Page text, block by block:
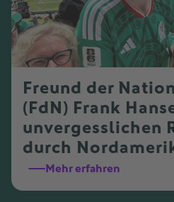
Freund der
(FdN) Frank
unvergesslichen
durch
Mehr erfahren